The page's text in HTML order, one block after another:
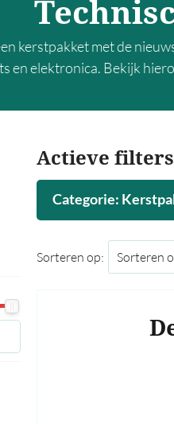
kerstpakket met de
en elektronica. Bekijk
Actieve filters
Categorie:
Sorteren op: